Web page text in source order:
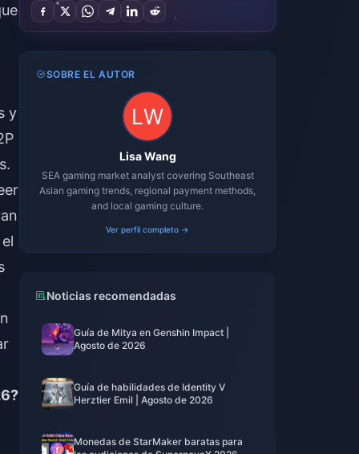
y
SOBRE EL AUTOR
Lisa Wang
SEA gaming market analyst covering Southeast
Asian gaming trends, regional payment methods,
and local gaming culture.
Ver perfil completo →
Noticias recomendadas
Guía de Mitya en Genshin Impact |
Agosto de 2026
Guía de habilidades de Identity V
Herztier Emil | Agosto de 2026
Monedas de StarMaker baratas para